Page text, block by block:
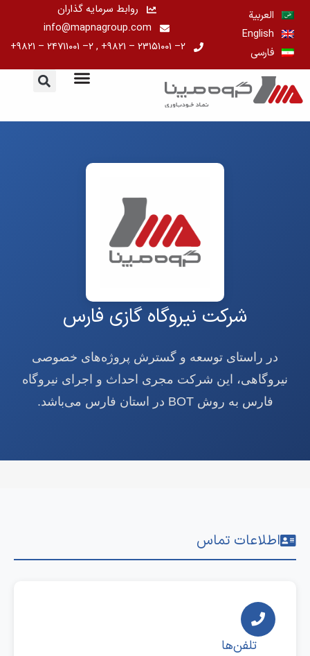
پرش
محتوا
العربية
English
فارسی
روابط سرمایه گذاران
info@mapnagroup.com
۲– ۲۳۱۵۱۰۰۱ – ۹۸۲۱+ , ۲– ۲۴۷۱۱۰۰۱ – ۹۸۲۱+
شرکت نیروگاه گازی فارس
در راستای توسعه و گسترش پروژه‌های خصوصی
نیروگاهی، این شرکت مجری احداث و اجرای نیروگاه
فارس به روش BOT در استان فارس می‌باشد.
اطلاعات تماس
تلفن‌ها